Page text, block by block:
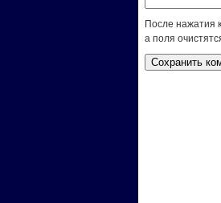
После нажатия
а поля